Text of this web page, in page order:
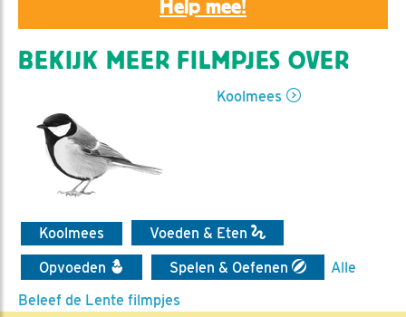
Help mee!
BEKIJK MEER FILMPJES OVER
Koolmees
Koolmees
Voeden & Eten
Opvoeden
Spelen & Oefenen
Alle
Beleef de Lente filmpjes